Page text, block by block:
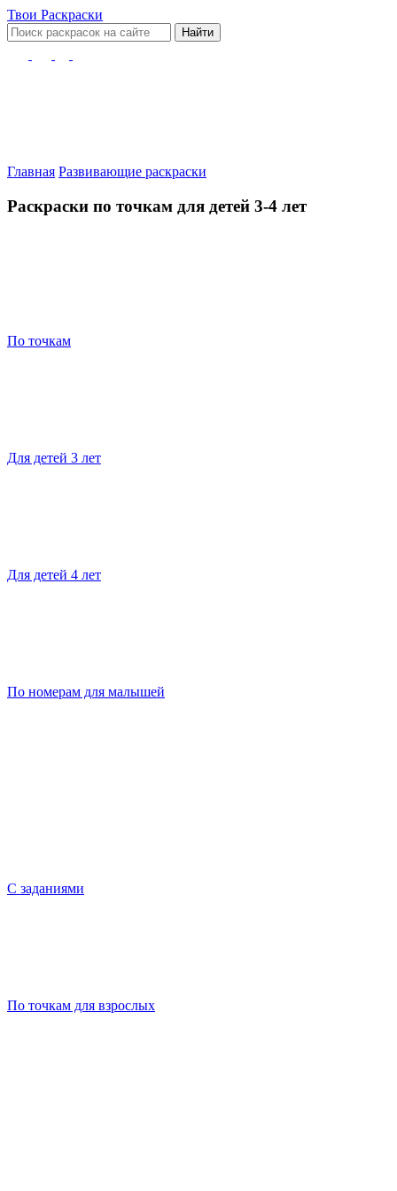
Твои Раскраски
Найти
Главная Развивающие раскраски
Раскраски по точкам для детей 3-4 лет
По точкам
Для детей 3 лет
Для детей 4 лет
По номерам для малышей
С заданиями
По точкам для взрослых